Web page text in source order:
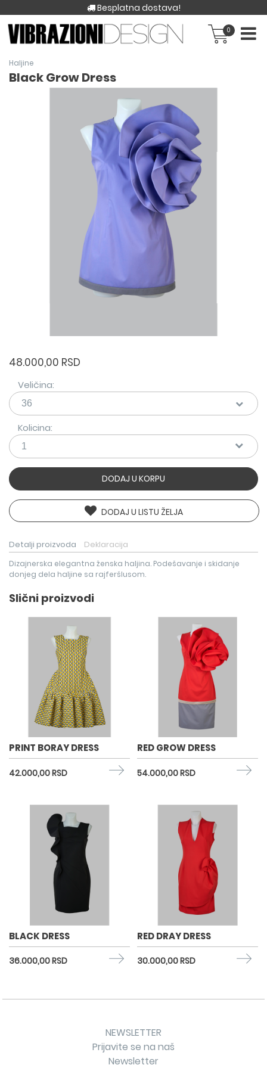
Besplatna dostava!
0
Haljine
Black Grow Dress
48.000,00 RSD
Veličina:
Kolicina:
DODAJ U KORPU
DODAJ U LISTU ŽELJA
Detalji proizvoda Deklaracija
Dizajnerska elegantna ženska haljina. Podešavanje i skidanje
donjeg dela haljine sa rajferšlusom.
Slični proizvodi
PRINT BORAY DRESS
42.000,00 RSD
RED GROW DRESS
54.000,00 RSD
BLACK DRESS
36.000,00 RSD
RED DRAY DRESS
30.000,00 RSD
NEWSLETTER
Prijavite se na naš
Newsletter